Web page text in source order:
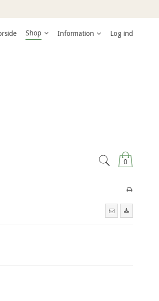
Shop Information Log ind
0